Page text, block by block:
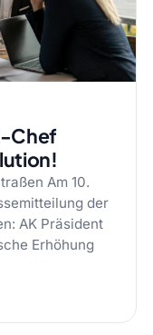
Chef
Am 10.
der
AK Präsident
Erhöhung